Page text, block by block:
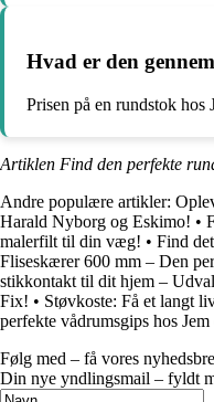
Hvad er den
Prisen på en rundstok
Artiklen Find den perfekte
Andre populære artikler:
Harald Nyborg og Eskimo! •
malerfilt til din væg! • Find
Fliseskærer 600 mm – Den
stikkontakt til dit hjem –
Fix! • Støvkoste: Få et langt
perfekte vådrumsgips hos
Følg med – få vores
Din nye yndlingsmail – fyldt